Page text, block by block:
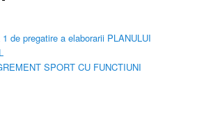
de pregatire a elaborarii PLANULUI
SPORT CU FUNCTIUNI